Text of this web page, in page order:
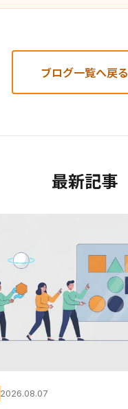
ブログ一覧へ戻る
最新記事
2026.08.07